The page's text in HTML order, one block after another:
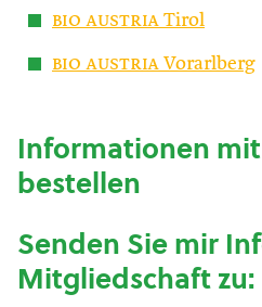
bio austria Tirol
bio austria Vorarlberg
Informationen
bestellen
Senden Sie mir
Mitgliedschaft zu: